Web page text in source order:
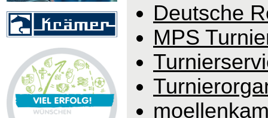
Deutsche
MPS